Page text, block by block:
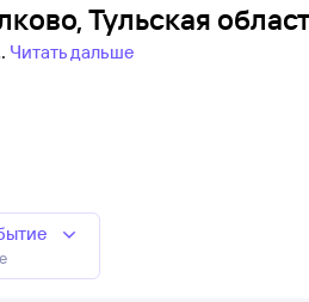
Тульская
Читать дальше